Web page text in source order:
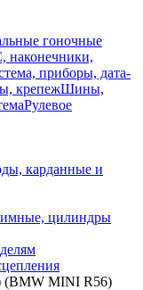
гоночные
приборы, дата-
крепежШины,
Рулевое
карданные и
цилиндры
(BMW MINI R56)